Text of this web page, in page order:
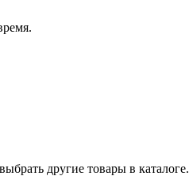
другие товары в каталоге.